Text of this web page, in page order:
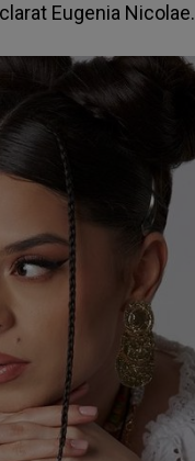
Eugenia Nicolae.